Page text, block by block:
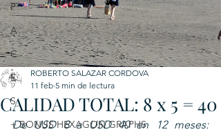
P
A
C
E
S
+ BONUS HEXAGON GRAPHS
CALIDAD TOTAL: 8 x 5 = 40
ROBERTO SALAZAR CORDOVA
11 feb 5 min de lectura
De USD 8 a USD 40 en 12 meses: